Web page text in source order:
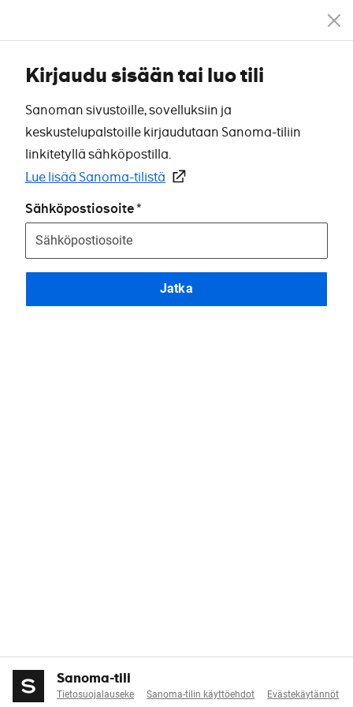
Kirjaudu sisään tai luo tili
Sanoman sivustoille, sovelluksiin ja
keskustelupalstoille kirjaudutaan Sanoma-tiliin
linkitetyllä sähköpostilla.
Lue lisää Sanoma-tilistä
Sähköpostiosoite
Jatka
Sanoma-tili
Tietosuojalauseke Sanoma-tilin käyttöehdot Evästekäytännöt